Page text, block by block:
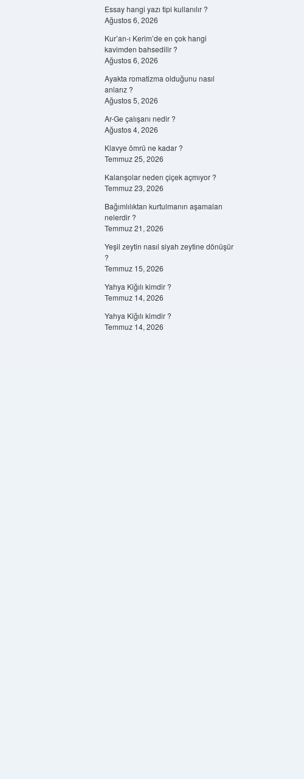
Essay hangi yazı tipi kullanılır ?
Ağustos 6, 2026
Kur’an-ı Kerim’de en çok hangi
kavimden bahsedilir ?
Ağustos 6, 2026
Ayakta romatizma olduğunu nasıl
anlarız ?
Ağustos 5, 2026
Ar-Ge çalışanı nedir ?
Ağustos 4, 2026
Klavye ömrü ne kadar ?
Temmuz 25, 2026
Kalanşolar neden çiçek açmıyor ?
Temmuz 23, 2026
Bağımlılıktan kurtulmanın aşamaları
nelerdir ?
Temmuz 21, 2026
Yeşil zeytin nasıl siyah zeytine dönüşür
?
Temmuz 15, 2026
Yahya Kiğılı kimdir ?
Temmuz 14, 2026
Yahya Kiğılı kimdir ?
Temmuz 14, 2026